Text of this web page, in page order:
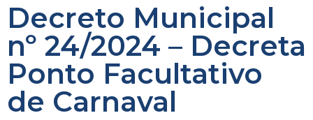
Decreto Municipal
nº 24/2024 – Decreta
Ponto Facultativo
de Carnaval